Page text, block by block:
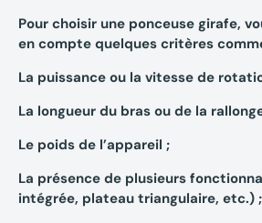
Pour choisir une ponceuse girafe,
en compte quelques critères
La puissance ou la vitesse de
La longueur du bras ou de la
Le poids de l’appareil ;
La présence de plusieurs
intégrée, plateau triangulaire, etc.) ;